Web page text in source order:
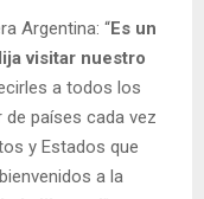
Argentina: “Es un
visitar nuestro
a todos los
de países cada vez
y Estados que
a la